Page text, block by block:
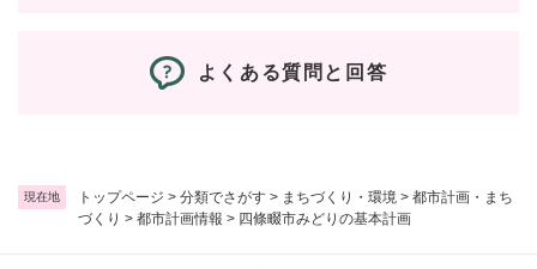
現在地 トップページ > 分類でさがす > まちづくり・環境 > 都市計画・まち
づくり > 都市計画情報 > 四條畷市みどりの基本計画
よくある質問と回答